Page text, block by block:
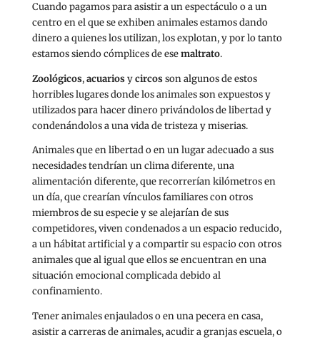
Cuando pagamos para asistir a un espectáculo o a un
centro en el que se exhiben animales estamos dando
dinero a quienes los utilizan, los explotan, y por lo tanto
estamos siendo cómplices de esemaltrato.
Zoológicos,acuariosycircosson algunos de estos
horribles lugares donde los animales son expuestos y
utilizados para hacer dinero privándolos de libertad y
condenándolos a una vida de tristeza y miserias.
Animales que en libertad o en un lugar adecuado a sus
necesidades tendrían un clima diferente, una
alimentación diferente, que recorrerían kilómetros en
un día, que crearían vínculos familiares con otros
miembros de su especie y se alejarían de sus
competidores, viven condenados a un espacio reducido,
a un hábitat artificial y a compartir su espacio con otros
animales que al igual que ellos se encuentran en una
situación emocional complicada debido al
confinamiento.
Tener animales enjaulados o en una pecera en casa,
asistir a carreras de animales, acudir a granjas escuela, o